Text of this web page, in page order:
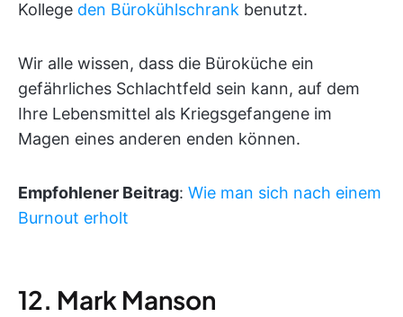
Kollege den Bürokühlschrank benutzt.
Wir alle wissen, dass die Büroküche ein
gefährliches Schlachtfeld sein kann, auf dem
Ihre Lebensmittel als Kriegsgefangene im
Magen eines anderen enden können.
Empfohlener Beitrag: Wie man sich nach einem
Burnout erholt
12. Mark Manson